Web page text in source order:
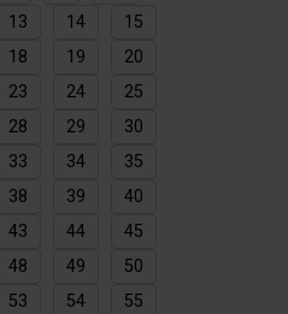
13 14
15
18 19
20
23 24
25
28 29
30
33 34
35
38 39
40
43 44
45
48 49
50
53 54
55